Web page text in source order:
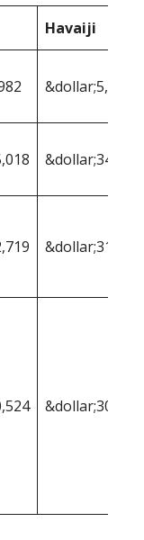
Havaiji
&dollar;5,358
&dollar;34,642
&dollar;31,742
&dollar;30,393